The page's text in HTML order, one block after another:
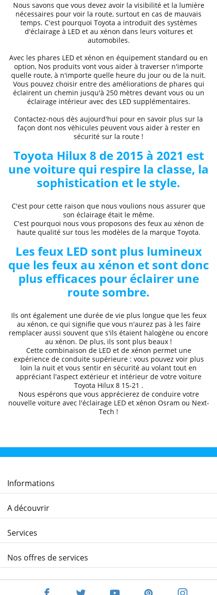
Nous savons que vous devez avoir la visibilité et la lumière
nécessaires pour voir la route, surtout en cas de mauvais
temps. C'est pourquoi Toyota a introduit des systèmes
d'éclairage à LED et au xénon dans leurs voitures et
automobiles.
Avec les phares LED et xénon en équipement standard ou en
option, Nos produits vont vous aider à traverser n'importe
quelle route, à n'importe quelle heure du jour ou de la nuit.
Vous pouvez choisir entre des améliorations de phares qui
éclairent un chemin jusqu'à 250 mètres devant vous ou un
éclairage intérieur avec des LED supplémentaires.
Contactez-nous dès aujourd'hui pour en savoir plus sur la
façon dont nos véhicules peuvent vous aider à rester en
sécurité sur la route !
Toyota Hilux 8 de 2015 à 2021 est
une voiture qui respire la classe, la
sophistication et le style.
C'est pour cette raison que nous voulions nous assurer que
son éclairage était le même.
C'est pourquoi nous vous proposons des feux au xénon de
haute qualitésur tous les modèles de la marque Toyota.
Les feux LED sont plus lumineux
que les feux au xénon et sont donc
plus efficaces pour éclairer une
route sombre.
Ils ont également une durée de vie plus longue que les feux
au xénon, ce qui signifie que vous n'aurez pas à les faire
remplacer aussi souvent que s'ils étaient halogène ou encore
au xénon. De plus, ils sont plus beaux !
Cette combinaison de LED et de xénon permet une
expérience de conduite supérieure: vous pouvez voir plus
loin la nuit et vous sentir en sécurité au volant tout en
appréciant l'aspect extérieur et intérieur de votre voiture
Toyota Hilux 8 15-21 .
Nous espérons que vous apprécierez de conduirevotre
nouvelle voiture avec l'éclairage LED et xénon Osram ou Next-
Tech !
Informations
A découvrir
Services
Nos offres de services